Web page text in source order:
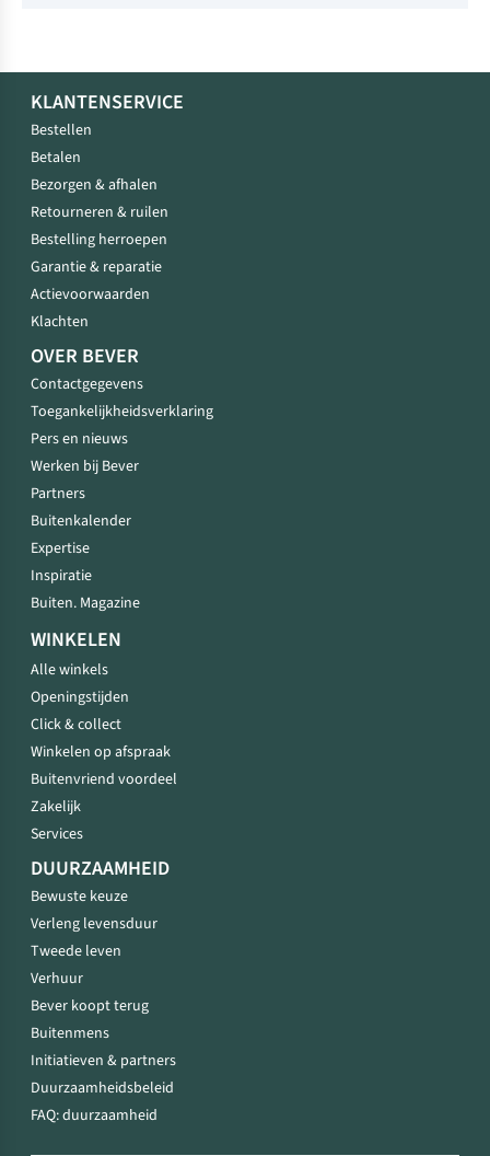
KLANTENSERVICE
Bestellen
Betalen
Bezorgen & afhalen
Retourneren & ruilen
Bestelling herroepen
Garantie & reparatie
Actievoorwaarden
Klachten
OVER BEVER
Contactgegevens
Toegankelijkheidsverklaring
Pers en nieuws
Werken bij Bever
Partners
Buitenkalender
Expertise
Inspiratie
Buiten. Magazine
WINKELEN
Alle winkels
Openingstijden
Click & collect
Winkelen op afspraak
Buitenvriend voordeel
Zakelijk
Services
DUURZAAMHEID
Bewuste keuze
Verleng levensduur
Tweede leven
Verhuur
Bever koopt terug
Buitenmens
Initiatieven & partners
Duurzaamheidsbeleid
FAQ: duurzaamheid